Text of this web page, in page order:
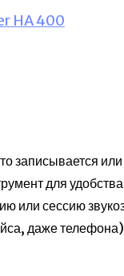
HA 400
записывается
для
или сессию
даже